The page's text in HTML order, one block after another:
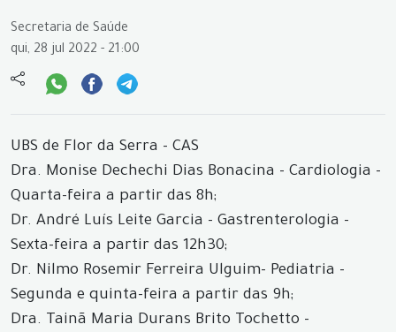
Secretaria de Saúde
qui, 28 jul 2022 - 21:00
UBS de Flor da Serra - CAS
Dra. Monise Dechechi Dias Bonacina - Cardiologia -
Quarta-feira a partir das 8h;
Dr. André Luís Leite Garcia - Gastrenterologia -
Sexta-feira a partir das 12h30;
Dr. Nilmo Rosemir Ferreira Ulguim- Pediatria -
Segunda e quinta-feira a partir das 9h;
Dra. Tainã Maria Durans Brito Tochetto -